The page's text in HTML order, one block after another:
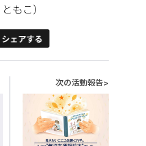
もこ）
次の活動報告>